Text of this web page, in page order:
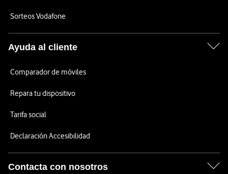
Sorteos Vodafone
Ayuda al cliente
Comparador de móviles
Repara tu dispositivo
Tarifa social
Declaración Accesibilidad
Contacta con nosotros